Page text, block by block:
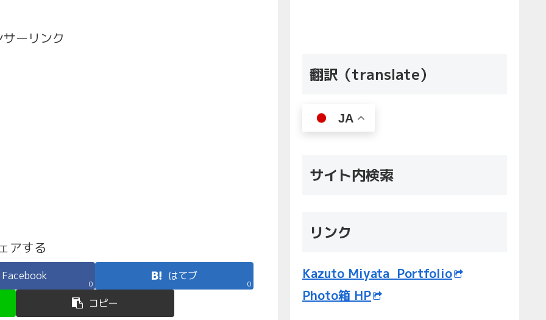
サーリンク
アする
Facebook
0
はてブ
0
コピー
翻訳（translate）
JA
サイト内検索
リンク
Kazuto Miyata Portfolio
Photo箱 HP